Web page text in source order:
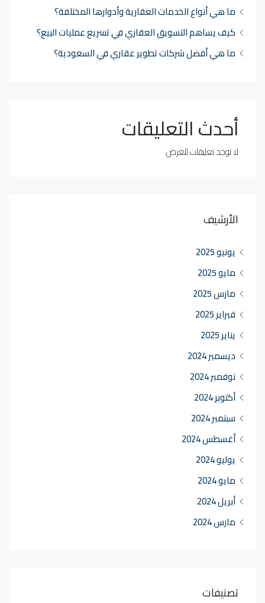
ما هي أنواع الخدمات العقارية وأدوارها المختلفة؟
كيف يساهم التسويق العقاري في تسريع عمليات البيع؟
ما هي أفضل شركات تطوير عقاري في السعودية؟
أحدث التعليقات
لا توجد تعليقات للعرض.
الأرشيف
يونيو 2025
مايو 2025
مارس 2025
فبراير 2025
يناير 2025
ديسمبر 2024
نوفمبر 2024
أكتوبر 2024
سبتمبر 2024
أغسطس 2024
يوليو 2024
مايو 2024
أبريل 2024
مارس 2024
تصنيفات